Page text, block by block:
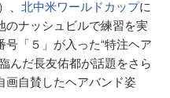
北中米ワールドカップに
ナッシュビルで練習を実
「５」が入った“特注ヘア
んだ長友佑都が話題をさら
画自賛したヘアバンド姿